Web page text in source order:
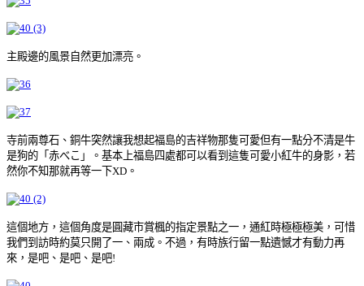
主殿邊的風景自然更加漂亮。
寺前兩尊石、銅牛突然讓我想起福島的吉祥物那隻可愛但有一點分不清是牛
是狗的「赤べこ」。基本上福島四處都可以看到這隻可愛小紅牛的身影，若
然你不知那就再等一下XD。
這個地方，這個角度是圓藏市賞楓的指定景點之一，通紅時極極極美，可惜
我們到訪時約莫只開了一、兩成。不過，有時族行留一點遺憾才有動力再
來，是吧、是吧、是吧!